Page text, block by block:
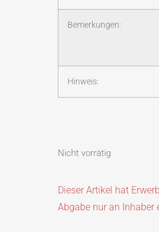
Bemerkungen:
Hinweis:
Nicht vorrätig
Dieser Artikel hat
Abgabe nur an Inhaber